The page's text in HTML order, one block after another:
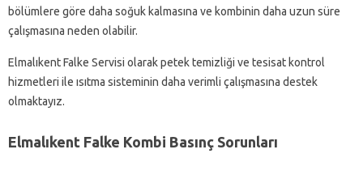
bölümlere göre daha soğuk kalmasına ve kombinin daha uzun süre
çalışmasına neden olabilir.
Elmalıkent Falke Servisi olarak petek temizliği ve tesisat kontrol
hizmetleri ile ısıtma sisteminin daha verimli çalışmasına destek
olmaktayız.
Elmalıkent Falke Kombi Basınç Sorunları